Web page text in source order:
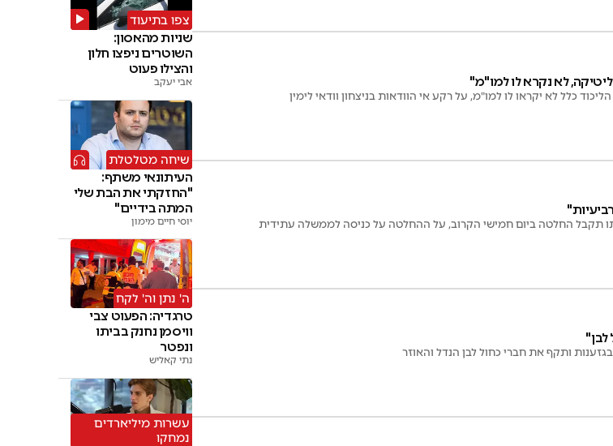
לא נקרא לו למו"מ"
כלל לא יקראו לו למו"מ, על רקע אי הוודאות בניצחון וודאי לימין
תקבל החלטה ביום חמישי הקרוב, על ההחלטה על כניסה לממשלה עתידית
ותקף את חברי כחול לבן הנדל והאוזר
צפו בתיעוד
שניות מהאסון:
השוטרים ניפצו חלון
והצילו פעוט
אבי יעקב
שיחה מטלטלת
העיתונאי משתף:
"החזקתי את הבת שלי
המתה בידיים"
יוסי חיים מימון
ה' נתן וה' לקח
טרגדיה: הפעוט צבי
וויסמן נחנק בביתו
ונפטר
נתי קאליש
עשרות מיליארדים
נמחקו